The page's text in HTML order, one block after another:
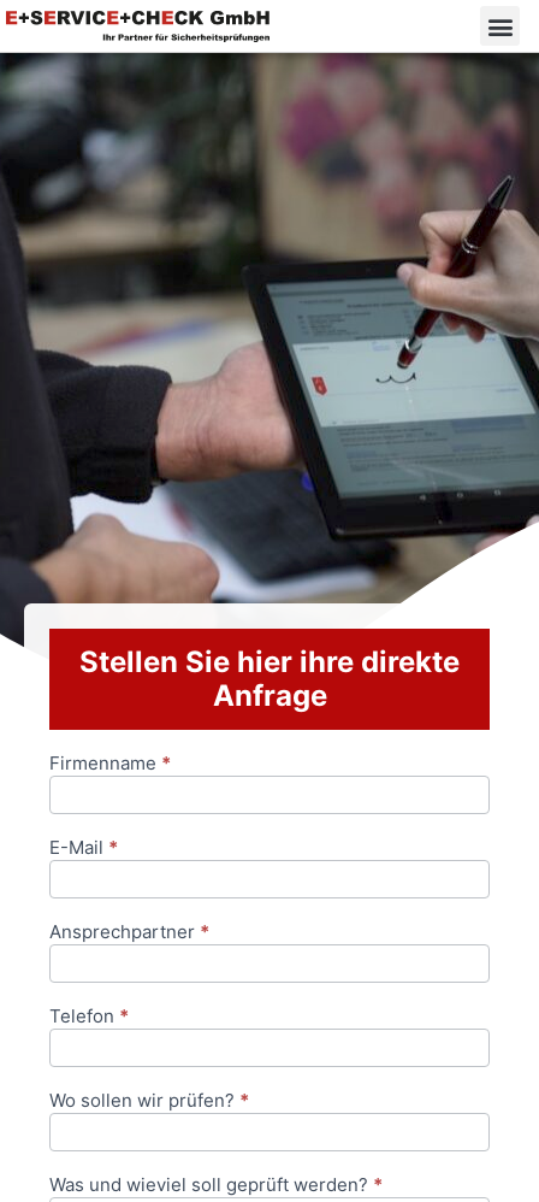
Stellen Sie hier ihre direkte
Anfrage
Anfrageformular
Firmenname *
E-Mail *
Ansprechpartner *
Telefon *
Wo sollen wir prüfen? *
Was und wieviel soll geprüft werden? *